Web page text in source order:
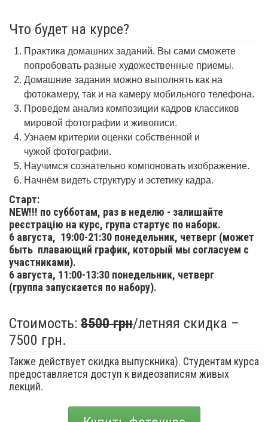
Что будет на курсе?
Практика домашних заданий. Вы сами сможете
попробовать разные художественные приемы.
Домашние задания можно выполнять как на
фотокамеру, так и на камеру мобильного телефона.
Проведем анализ композиции кадров классиков
мировой фотографии и живописи.
Узнаем критерии оценки собственной и
чужой фотографии.
Научимся сознательно компоновать изображение.
Начнём видеть структуру и эстетику кадра.
Старт:
NEW!!! по субботам, раз в неделю - залишайте
реєстрацію на курс, група стартує по наборк.
6 августа, 19:00-21:30 понедельник, четверг (может
быть плавающий график, который мы согласуем с
участниками).
6 августа, 11:00-13:30 понедельник, четверг
(группа запускается по набору).
Стоимость: 8500 грн/летняя скидка –
7500 грн.
Также действует скидка выпускника). Студентам курса
предоставляется доступ к видеозаписям живых
лекций.